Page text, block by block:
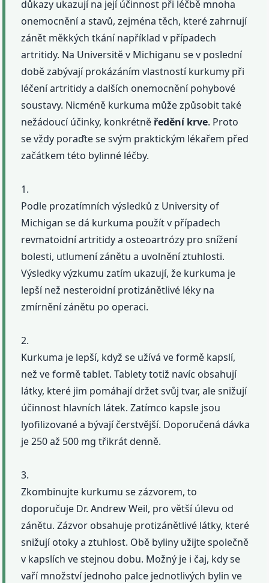
důkazy ukazují na její účinnost při léčbě mnoha
onemocnění a stavů, zejména těch, které zahrnují
zánět měkkých tkání například v případech
artritidy. Na Universitě v Michiganu se v poslední
době zabývají prokázáním vlastností kurkumy při
léčení artritidy a dalších onemocnění pohybové
soustavy. Nicméně kurkuma může způsobit také
nežádoucí účinky, konkrétně ředění krve. Proto
se vždy poraďte se svým praktickým lékařem před
začátkem této bylinné léčby.
1.
Podle prozatímních výsledků z University of
Michigan se dá kurkuma použít v případech
revmatoidní artritidy a osteoartrózy pro snížení
bolesti, utlumení zánětu a uvolnění ztuhlosti.
Výsledky výzkumu zatím ukazují, že kurkuma je
lepší než nesteroidní protizánětlivé léky na
zmírnění zánětu po operaci.
2.
Kurkuma je lepší, když se užívá ve formě kapslí,
než ve formě tablet. Tablety totiž navíc obsahují
látky, které jim pomáhají držet svůj tvar, ale snižují
účinnost hlavních látek. Zatímco kapsle jsou
lyofilizované a bývají čerstvější. Doporučená dávka
je 250 až 500 mg třikrát denně.
3.
Zkombinujte kurkumu se zázvorem, to
doporučuje Dr. Andrew Weil, pro větší úlevu od
zánětu. Zázvor obsahuje protizánětlivé látky, které
snižují otoky a ztuhlost. Obě byliny užijte společně
v kapslích ve stejnou dobu. Možný je i čaj, kdy se
vaří množství jednoho palce jednotlivých bylin ve